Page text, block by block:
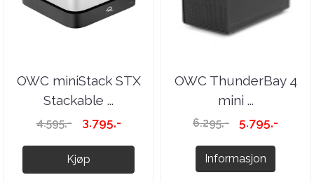
OWC miniStack STX
Stackable ...
4.595,- 3.795,-
Kjøp
OWC ThunderBay 4
mini ...
6.295,- 5.795,-
Informasjon